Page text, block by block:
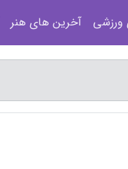
ورزشی آخرین های هنر